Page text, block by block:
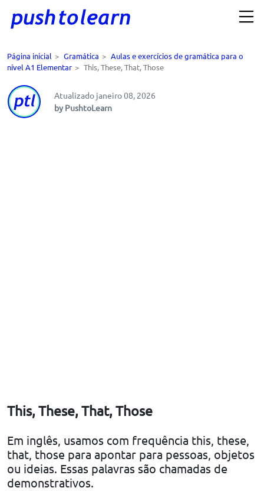
Página inicial > Gramática > Aulas e exercícios de gramática para o
nível A1 Elementar > This, These, That, Those
Atualizado janeiro 08, 2026
by PushtoLearn
This, These, That, Those
Em inglês, usamos com frequência this, these,
that, those para apontar para pessoas, objetos
ou ideias. Essas palavras são chamadas de
demonstrativos.